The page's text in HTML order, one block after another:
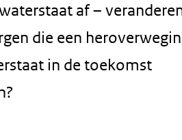
af –
die een
in de toekomst